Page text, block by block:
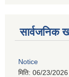
सार्वजनिक
Notice
मिति: 06/23/